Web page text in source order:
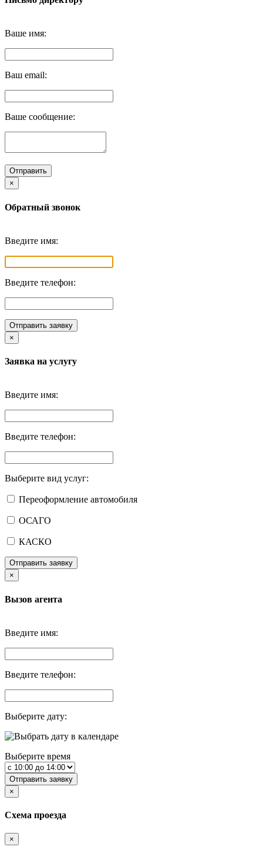
Ваше имя:
Ваш email:
Ваше сообщение:
Отправить
×
Обратный звонок
Введите имя:
Введите телефон:
Отправить заявку
×
Заявка на услугу
Введите имя:
Введите телефон:
Выберите вид услуг:
Переоформление автомобиля
ОСАГО
КАСКО
Отправить заявку
×
Вызов агента
Введите имя:
Введите телефон:
Выберите дату:
Выберите время
Отправить заявку
×
Схема проезда
×